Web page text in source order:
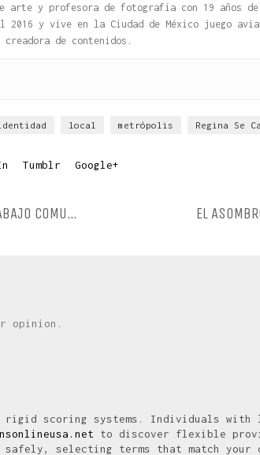
arte y profesora de fotografía con 19 años
2016 y vive en la Ciudad de México juego
creadora de contenidos.
local metrópolis Regina Se
Tumblr Google+
TRANSFORMANDO EL FUTURO: TRABAJO COMUNITARIO QUÉ SIGNIFICA Y A DÓNDE NOS LLEVA EL
opinion.
rigid scoring systems. Individuals
to discover flexible
safely, selecting terms that match your